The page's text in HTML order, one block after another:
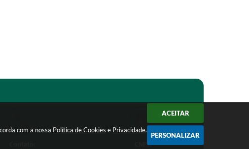
com a nossa Política de Cookies e Privacidade.
ACEITAR
PERSONALIZAR
CNPJ: